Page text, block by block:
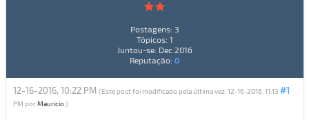
Postagens: 3
Tópicos: 1
Juntou-se: Dec 2016
Reputação: 0
#1
12-16-2016, 10:22 PM (Este post foi modificado pela última vez: 12-16-2016, 11:13
PM porMauricio .)